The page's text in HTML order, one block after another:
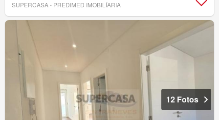
SUPERCASA - PREDIMED IMOBILÍARIA
12 Fotos